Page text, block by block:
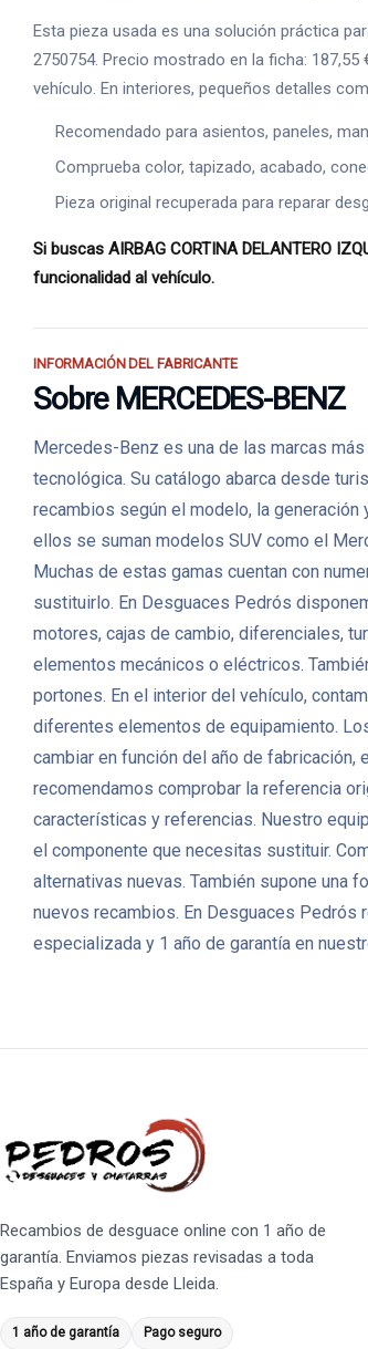
Esta pieza usada es una solución práctica
2750754. Precio mostrado en la ficha:
vehículo. En interiores, pequeños detalles
Recomendado para asientos, paneles,
Comprueba color, tapizado, acabado,
Pieza original recuperada para reparar
Si buscas AIRBAG CORTINA DELANTERO
funcionalidad al vehículo.
INFORMACIÓN DEL FABRICANTE
Sobre MERCEDES-BENZ
Mercedes-Benz es una de las marcas
tecnológica. Su catálogo abarca desde
recambios según el modelo, la generación
ellos se suman modelos SUV como el
Muchas de estas gamas cuentan con
sustituirlo. En Desguaces Pedrós
motores, cajas de cambio, diferenciales,
elementos mecánicos o eléctricos.
portones. En el interior del vehículo,
diferentes elementos de equipamiento.
cambiar en función del año de
recomendamos comprobar la referencia
características y referencias. Nuestro
el componente que necesitas sustituir.
alternativas nuevas. También supone una
nuevos recambios. En Desguaces Pedrós
especializada y 1 año de garantía en
Recambios de desguace online con 1 año de
garantía. Enviamos piezas revisadas a toda
España y Europa desde Lleida.
1 año de garantía Pago seguro